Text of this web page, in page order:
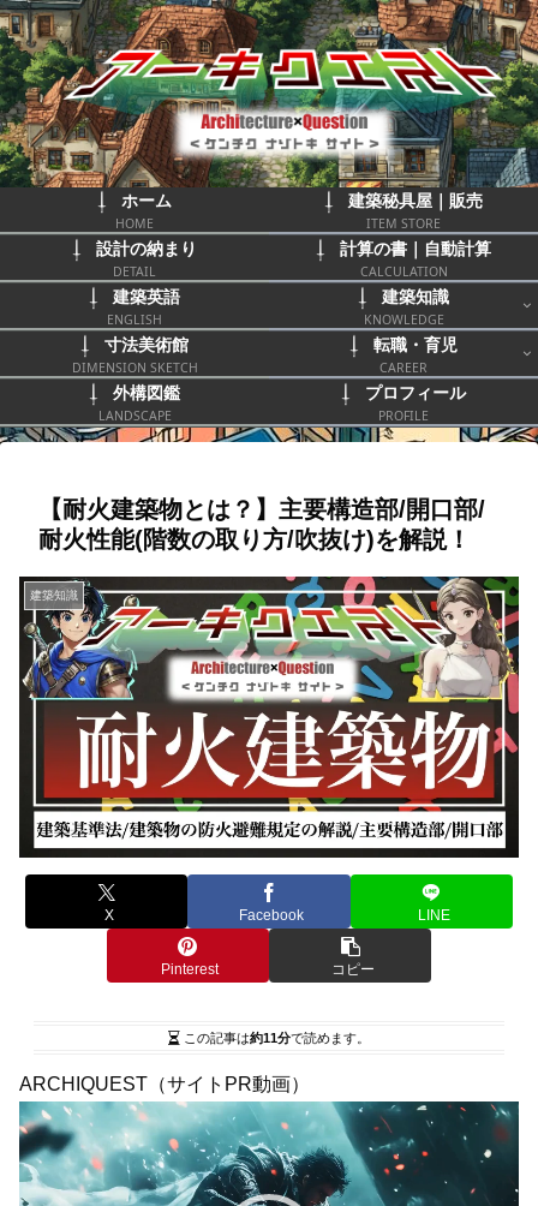
ホーム
HOME
建築秘具屋｜販売
ITEM STORE
設計の納まり
DETAIL
計算の書｜自動計算
CALCULATION
建築英語
ENGLISH
建築知識
KNOWLEDGE
寸法美術館
DIMENSION SKETCH
転職・育児
CAREER
外構図鑑
LANDSCAPE
プロフィール
PROFILE
【耐火建築物とは？】主要構造部/開口部/
耐火性能(階数の取り方/吹抜け)を解説！
建築知識
X Facebook LINE
Pinterest コピー
この記事は約11分で読めます。
ARCHIQUEST（サイトPR動画）
動
画
プ